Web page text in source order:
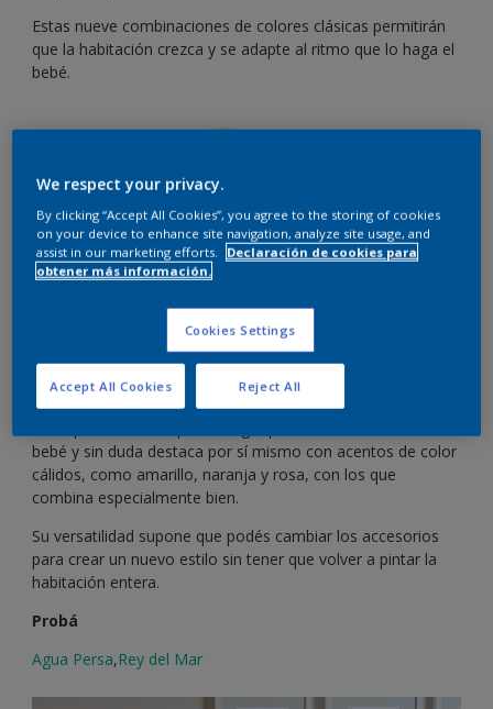
Estas nueve combinaciones de colores clásicas permitirán
que la habitación crezca y se adapte al ritmo que lo haga el
bebé.
Totalmente turquesa
bebé y sin duda destaca por sí mismo con acentos de color
cálidos, como amarillo, naranja y rosa, con los que
combina especialmente bien.
Su versatilidad supone que podés cambiar los accesorios
para crear un nuevo estilo sin tener que volver a pintar la
habitación entera.
Probá
Agua Persa,Rey del Mar
We respect your privacy.
By clicking “Accept All Cookies”, you agree to the storing of cookies
on your device to enhance site navigation, analyze site usage, and
assist in our marketing efforts.
Declaración de cookies para
obtener más información.
Cookies Settings
Reject All
Accept All Cookies